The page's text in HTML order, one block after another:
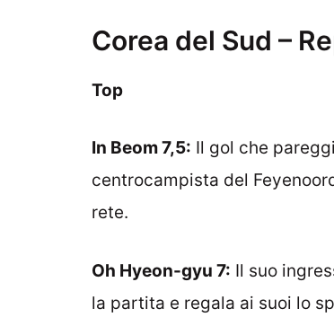
Corea del Sud –
Top
In Beom 7,5: Il gol che
centrocampista del
rete.
Oh Hyeon-gyu 7: Il suo
la partita e regala ai suoi lo